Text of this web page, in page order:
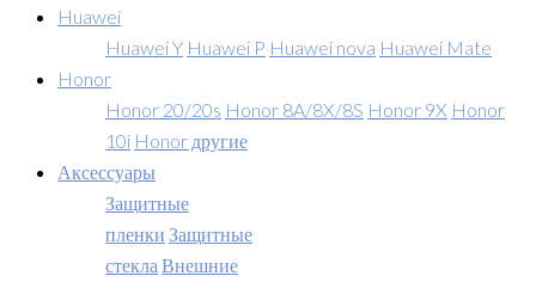
Huawei
Huawei Y Huawei P Huawei nova Huawei Mate
Honor
Honor 20/20s Honor 8A/8X/8S Honor 9X Honor
10i Honor другие
Аксессуары
Защитные
пленки Защитные
стекла Внешние